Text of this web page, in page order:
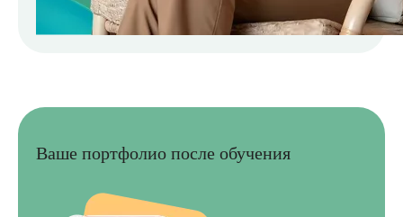
Ваше портфолио после обучения